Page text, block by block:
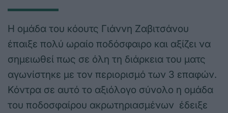
Η ομάδα του κόουτς Γιάννη Ζαβιτσάνου
έπαιξε πολύ ωραίο ποδόσφαιρο και αξίζει να
σημειωθεί πως σε όλη τη διάρκεια του ματς
αγωνίστηκε με τον περιορισμό των 3 επαφών.
Κόντρα σε αυτό το αξιόλογο σύνολο η ομάδα
του ποδοσφαίρου ακρωτηριασμένων έδειξε